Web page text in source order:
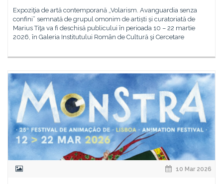
Expoziţia de artă contemporană „Volarism. Avanguardia senza
confini” semnată de grupul omonim de artiști și curatoriată de
Marius Tiţa va fi deschisă publicului în perioada 10 – 22 martie
2026, în Galeria Institutului Român de Cultură şi Cercetare
10 Mar 2026